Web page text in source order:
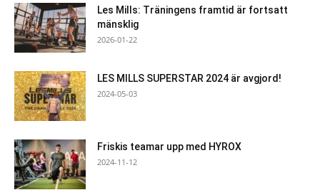
Les Mills: Träningens framtid är fortsatt
mänsklig
2026-01-22
LES MILLS SUPERSTAR 2024 är avgjord!
2024-05-03
Friskis teamar upp med HYROX
2024-11-12